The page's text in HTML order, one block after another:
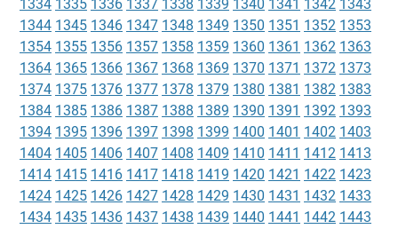
1334 1335 1336 1337 1338 1339 1340 1341 1342 1343
1344 1345 1346 1347 1348 1349 1350 1351 1352 1353
1354 1355 1356 1357 1358 1359 1360 1361 1362 1363
1364 1365 1366 1367 1368 1369 1370 1371 1372 1373
1374 1375 1376 1377 1378 1379 1380 1381 1382 1383
1384 1385 1386 1387 1388 1389 1390 1391 1392 1393
1394 1395 1396 1397 1398 1399 1400 1401 1402 1403
1404 1405 1406 1407 1408 1409 1410 1411 1412 1413
1414 1415 1416 1417 1418 1419 1420 1421 1422 1423
1424 1425 1426 1427 1428 1429 1430 1431 1432 1433
1434 1435 1436 1437 1438 1439 1440 1441 1442 1443